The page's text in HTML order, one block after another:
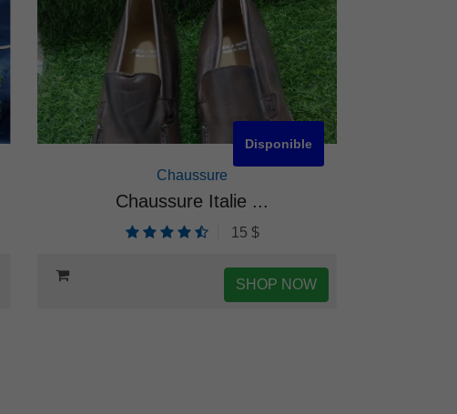
Disponible
Chaussure
Chaussure Italie ...
15 $
SHOP NOW